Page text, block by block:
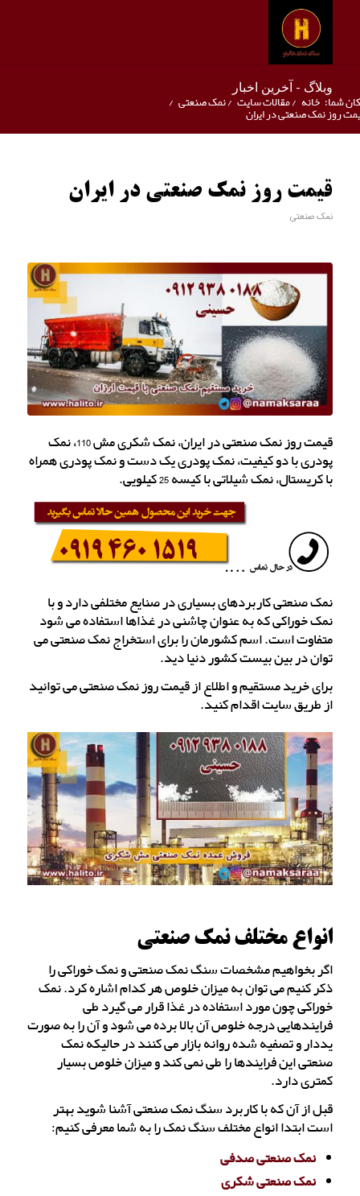
وبلاگ - آخرین اخبار
شما: خانه /مقالات سایت /نمک صنعتی /
روز نمک صنعتی در ایران
قیمت روز نمک صنعتی در ایران
نمک صنعتی
قیمت روز نمک صنعتی در ایران، نمک شکری مش 110، نمک
پودری با دو کیفیت، نمک پودری یک دست و نمک پودری همراه
با کریستال، نمک شیلاتی با کیسه 25 کیلویی.
نمک صنعتی کاربردهای بسیاری در صنایع مختلفی دارد و با
نمک خوراکی که به عنوان چاشنی در غذاها استفاده می شود
متفاوت است. اسم کشورمان را برای استخراج نمک صنعتی می
توان در بین بیست کشور دنیا دید.
برای خرید مستقیم و اطلاع از قیمت روز نمک صنعتی می توانید
از طریق سایت اقدام کنید.
انواع مختلف نمک صنعتی
اگر بخواهیم مشخصات سنگ نمک صنعتی و نمک خوراکی را
ذکر کنیم می توان به میزان خلوص هر کدام اشاره کرد. نمک
خوراکی چون مورد استفاده در غذا قرار می گیرد طی
فرایندهایی درجه خلوص آن بالا برده می شود و آن را به صورت
یددار و تصفیه شده روانه بازار می کنند در حالیکه نمک
صنعتی این فرایندها را طی نمی کند و میزان خلوص بسیار
کمتری دارد.
قبل از آن که با کاربرد سنگ نمک صنعتی آشنا شوید بهتر
است ابتدا انواع مختلف سنگ نمک را به شما معرفی کنیم:
نمک صنعتی صدفی
نمک صنعتی شکری